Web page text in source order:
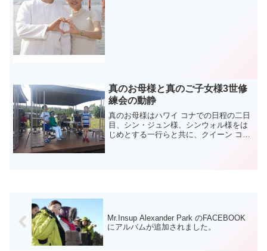
真のお母様と真のご子女様3世修
練会の動静
真のお母様はハワイ コナでの日程の二日
目、シン・ジュン様、シンウォル様をは
じめとする一行らと共に、クイーン コナ
Mr.Insup Alexander Park のFACEBOOK
にアルバムが追加されました。